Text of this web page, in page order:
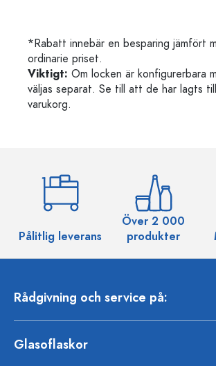
*Rabatt innebär en besparing jämfört
ordinarie priset.
Viktigt: Om locken är konfigurerbara
väljas separat. Se till att de har lagts
varukorg.
Pålitlig leverans
Över 2 000
produkter
Rådgivning och service på:
Glasoflaskor